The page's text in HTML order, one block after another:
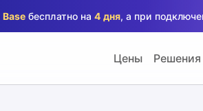
Baseбесплатно на4 дня, а при
Цены Решения